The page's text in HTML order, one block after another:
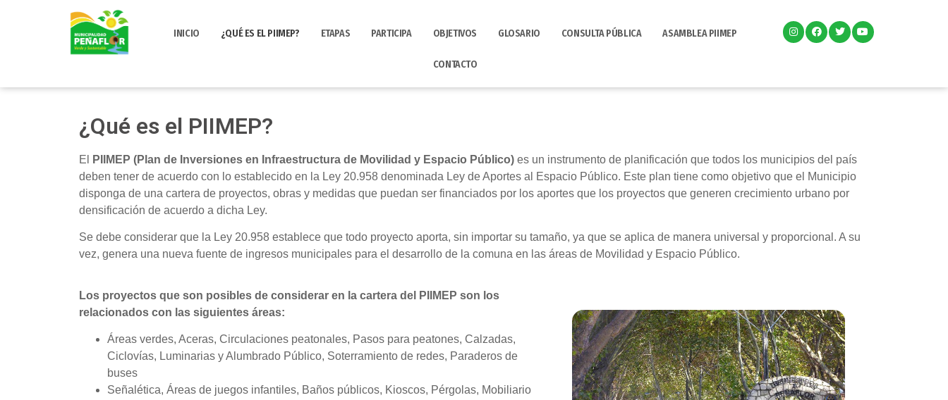
INICIO ¿QUÉ ES EL PIIMEP? ETAPAS PARTICIPA OBJETIVOS GLOSARIO CONSULTA PÚBLICA ASAMBLEA PIIMEP
CONTACTO
¿Qué es el PIIMEP?
El PIIMEP (Plan de Inversiones en Infraestructura de Movilidad y Espacio Público) es un instrumento de planificación que todos los municipios del país
deben tener de acuerdo con lo establecido en la Ley 20.958 denominada Ley de Aportes al Espacio Público. Este plan tiene como objetivo que el Municipio
disponga de una cartera de proyectos, obras y medidas que puedan ser financiados por los aportes que los proyectos que generen crecimiento urbano por
densificación de acuerdo a dicha Ley.
Se debe considerar que la Ley 20.958 establece que todo proyecto aporta, sin importar su tamaño, ya que se aplica de manera universal y proporcional. A su
vez, genera una nueva fuente de ingresos municipales para el desarrollo de la comuna en las áreas de Movilidad y Espacio Público.
Los proyectos que son posibles de considerar en la cartera del PIIMEP son los
relacionados con las siguientes áreas:
Áreas verdes, Aceras, Circulaciones peatonales, Pasos para peatones, Calzadas,
Ciclovías, Luminarias y Alumbrado Público, Soterramiento de redes, Paraderos de
buses
Señalética, Áreas de juegos infantiles, Baños públicos, Kioscos, Pérgolas, Mobiliario